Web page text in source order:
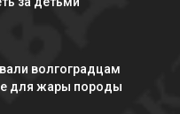
волгоградцам
для жары породы